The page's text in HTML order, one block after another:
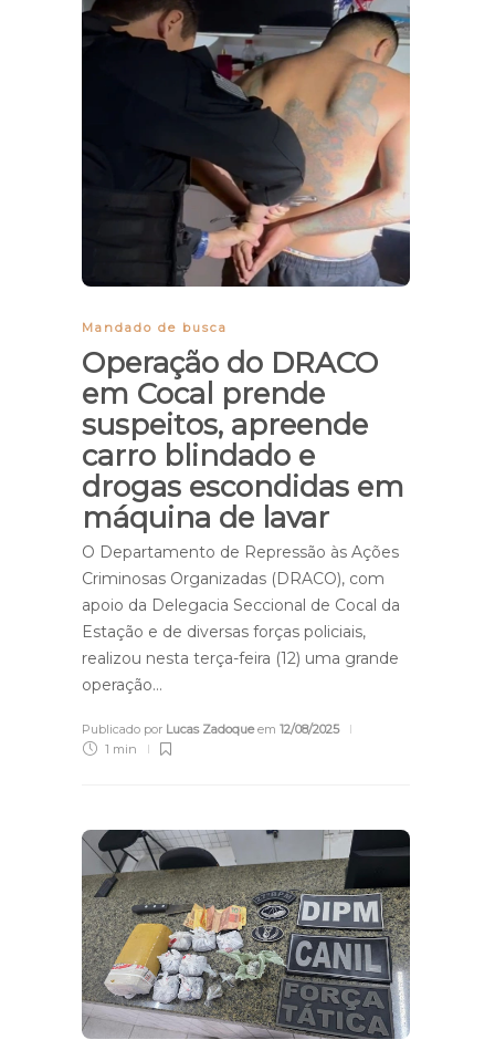
Mandado de busca
Operação do DRACO
em Cocal prende
suspeitos, apreende
carro blindado e
drogas escondidas em
máquina de lavar
O Departamento de Repressão às Ações
Criminosas Organizadas (DRACO), com
apoio da Delegacia Seccional de Cocal da
Estação e de diversas forças policiais,
realizou nesta terça-feira (12) uma grande
operação…
Publicado por Lucas Zadoqueem 12/08/2025
1 min